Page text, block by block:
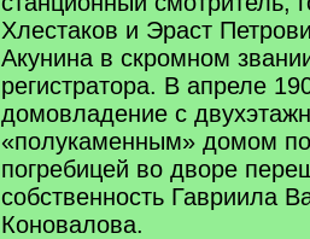
Хлестаков и Эраст
Акунина в скромном
регистратора. В апреле
домовладение с
«полукаменным» домом
погребицей во дворе
собственность Гавриила
Коновалова.